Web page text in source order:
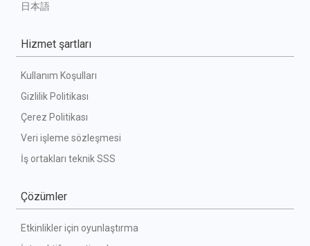
日本語
Hizmet şartları
Kullanım Koşulları
Gizlilik Politikası
Çerez Politikası
Veri işleme sözleşmesi
İş ortakları teknik SSS
Çözümler
Etkinlikler için oyunlaştırma